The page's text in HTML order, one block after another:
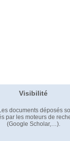
Visibilité
documents déposés
par les moteurs de
(Google Scholar,…).